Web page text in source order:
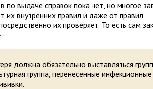
выдаче справок пока нет, но многое
их внутренних правил и даже от правил
их проверяет. То есть сам
должна обязательно выставляться
группа, перенесенные инфекционные